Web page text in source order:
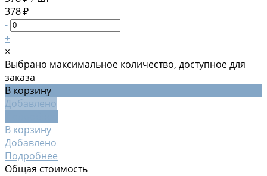
378 ₽
-
+
×
Выбрано максимальное количество, доступное для
заказа
В корзину
Добавлено
В корзину
Добавлено
Подробнее
Общая стоимость